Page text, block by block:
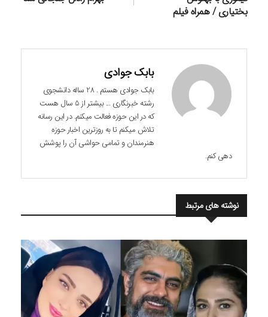
بختیاری / همراه فیلم
بابک جوادی
بابک جوادی هستم . 28 ساله دانشجوی
رشته خبرنگاری ... بیشتر از 5 سال هست
که در این حوزه فعالت میکنم. در این رسانه
تلاش میکنم تا به روزترین اخبار حوزه
هنرمندان و تمامی حواشی آن را پوشش
دهی کنم.
نوشته های مرتبط